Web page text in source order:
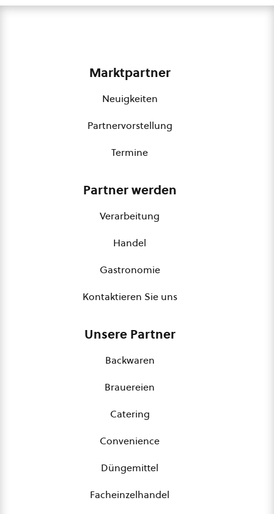
Marktpartner
Neuigkeiten
Partnervorstellung
Termine
Partner werden
Verarbeitung
Handel
Gastronomie
Kontaktieren Sie uns
Unsere Partner
Backwaren
Brauereien
Catering
Convenience
Düngemittel
Facheinzelhandel